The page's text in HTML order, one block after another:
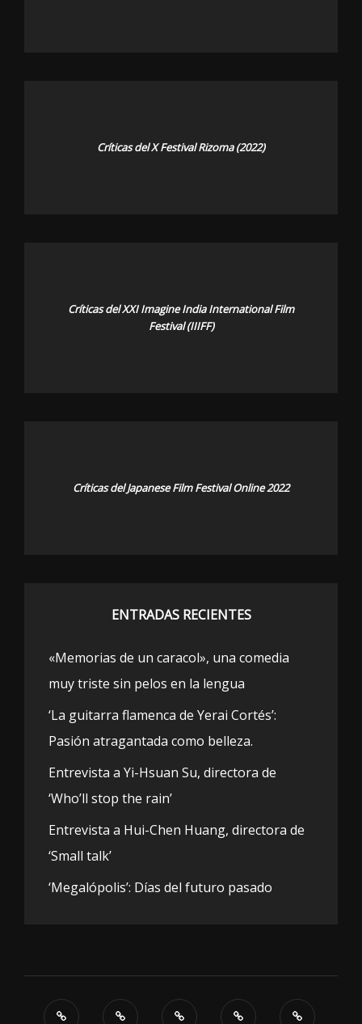
Críticas del X Festival Rizoma (2022)
Críticas del XXI Imagine India International Film
Festival (IIIFF)
Críticas del Japanese Film Festival Online 2022
ENTRADAS RECIENTES
«Memorias de un caracol», una comedia
muy triste sin pelos en la lengua
‘La guitarra flamenca de Yerai Cortés’:
Pasión atragantada como belleza.
Entrevista a Yi-Hsuan Su, directora de
‘Who’ll stop the rain’
Entrevista a Hui-Chen Huang, directora de
‘Small talk’
‘Megalópolis’: Días del futuro pasado